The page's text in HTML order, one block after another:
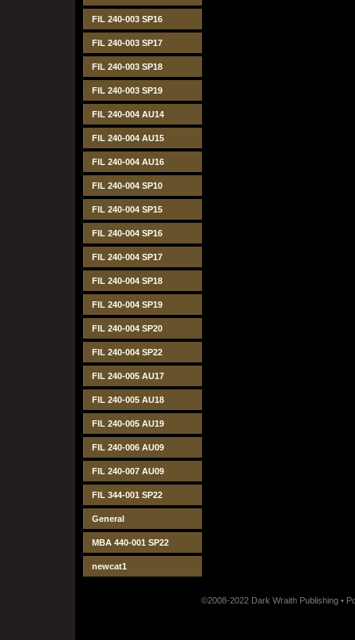
FIL 240-003 SP16
FIL 240-003 SP17
FIL 240-003 SP18
FIL 240-003 SP19
FIL 240-004 AU14
FIL 240-004 AU15
FIL 240-004 AU16
FIL 240-004 SP10
FIL 240-004 SP15
FIL 240-004 SP16
FIL 240-004 SP17
FIL 240-004 SP18
FIL 240-004 SP19
FIL 240-004 SP20
FIL 240-004 SP22
FIL 240-005 AU17
FIL 240-005 AU18
FIL 240-005 AU19
FIL 240-006 AU09
FIL 240-007 AU09
FIL 344-001 SP22
General
MBA 440-001 SP22
newcat1
©2008-2022 Dark Wraith Publishing •